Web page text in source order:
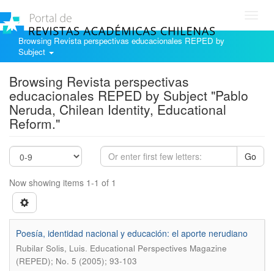
Browsing Revista perspectivas educacionales REPED by
Subject
Browsing Revista perspectivas
educacionales REPED by Subject "Pablo
Neruda, Chilean Identity, Educational
Reform."
Go
Now showing items 1-1 of 1
Poesía, identidad nacional y educación: el aporte nerudiano
Rubilar Solis, Luis. Educational Perspectives Magazine
(REPED); No. 5 (2005); 93-103